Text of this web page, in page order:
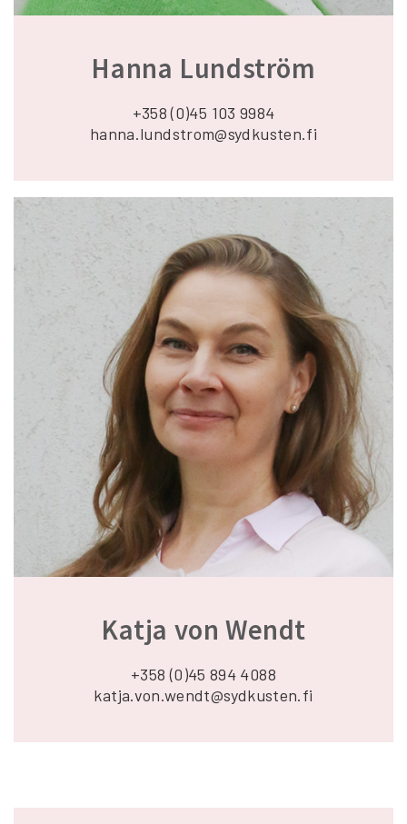
Hanna Lundström
+358 (0)45 103 9984
hanna.lundstrom@sydkusten.fi
Katja von Wendt
+358 (0)45 894 4088
katja.von.wendt@sydkusten.fi